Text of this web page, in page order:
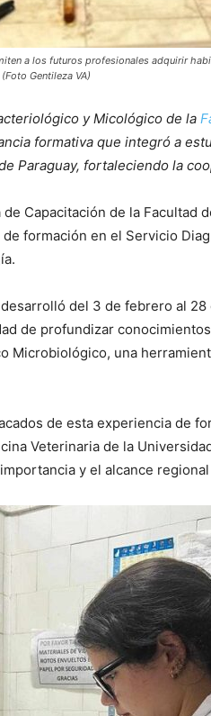
a los futuros profesionales adquirir
Gentileza VA)
y Micológico de la
formativa que integró a
Paraguay, fortaleciendo la
Capacitación de la Facultad
de formación en el Servicio
del 3 de febrero al
de profundizar
Microbiológico, una
de esta experiencia de
Veterinaria de la
y el alcance